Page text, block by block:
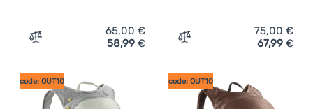
Zum Vergleich 'Rucksack Salomon Trailblazer 10'
65,00€
58,99 € Zum Vergleich 'Rucksack
75,00€
67,99 €
code: OUT10 code: OUT10